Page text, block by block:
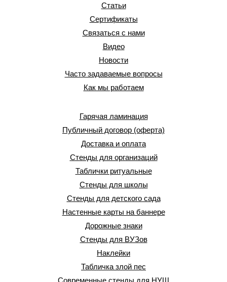
Статьи
Сертификаты
Связаться с нами
Видео
Новости
Часто задаваемые вопросы
Как мы работаем
Гарячая ламинация
Публичный договор (оферта)
Доставка и оплата
Стенды для организаций
Таблички ритуальные
Стенды для школы
Стенды для детского сада
Настенные карты на баннере
Дорожные знаки
Стенды для ВУЗов
Наклейки
Табличка злой пес